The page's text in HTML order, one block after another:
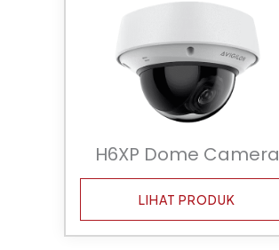
H6XP Dome Camera
LIHAT PRODUK